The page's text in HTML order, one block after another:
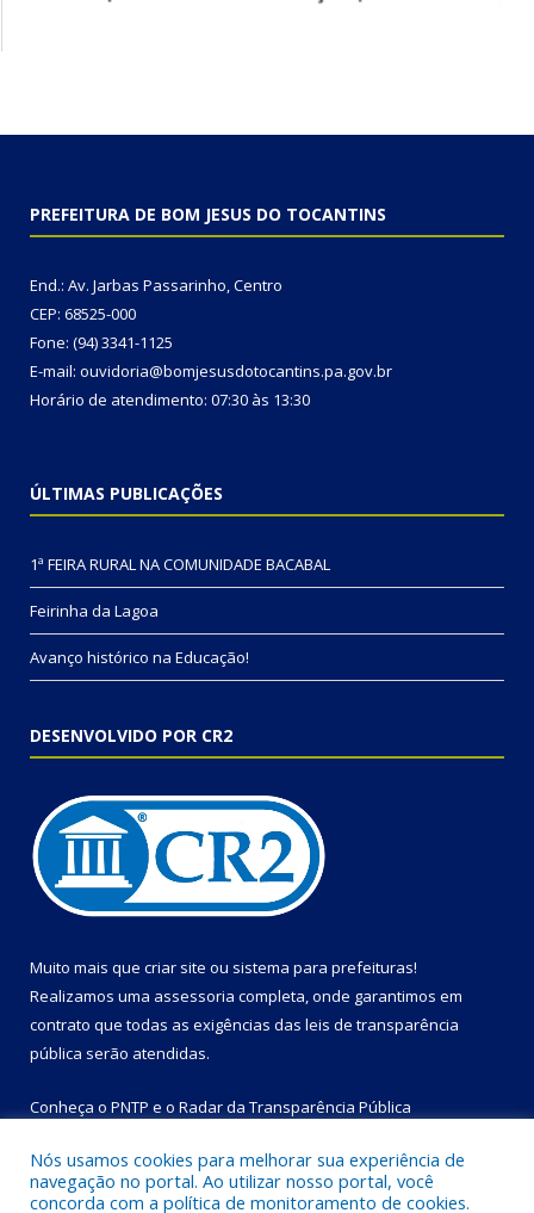
PREFEITURA DE BOM JESUS DO TOCANTINS
End.: Av. Jarbas Passarinho, Centro
CEP: 68525-000
Fone: (94) 3341-1125
E-mail: ouvidoria@bomjesusdotocantins.pa.gov.br
Horário de atendimento: 07:30 às 13:30
ÚLTIMAS PUBLICAÇÕES
1ª FEIRA RURAL NA COMUNIDADE BACABAL
Feirinha da Lagoa
Avanço histórico na Educação!
DESENVOLVIDO POR CR2
Muito mais que criar site ou sistema para prefeituras!
Realizamos uma assessoria completa, onde garantimos em
contrato que todas as exigências das leis de transparência
pública serão atendidas.
Conheça o PNTP e o Radar da Transparência Pública
Nós usamos cookies para melhorar sua experiência de
navegação no portal. Ao utilizar nosso portal, você
concorda com a política de monitoramento de cookies.